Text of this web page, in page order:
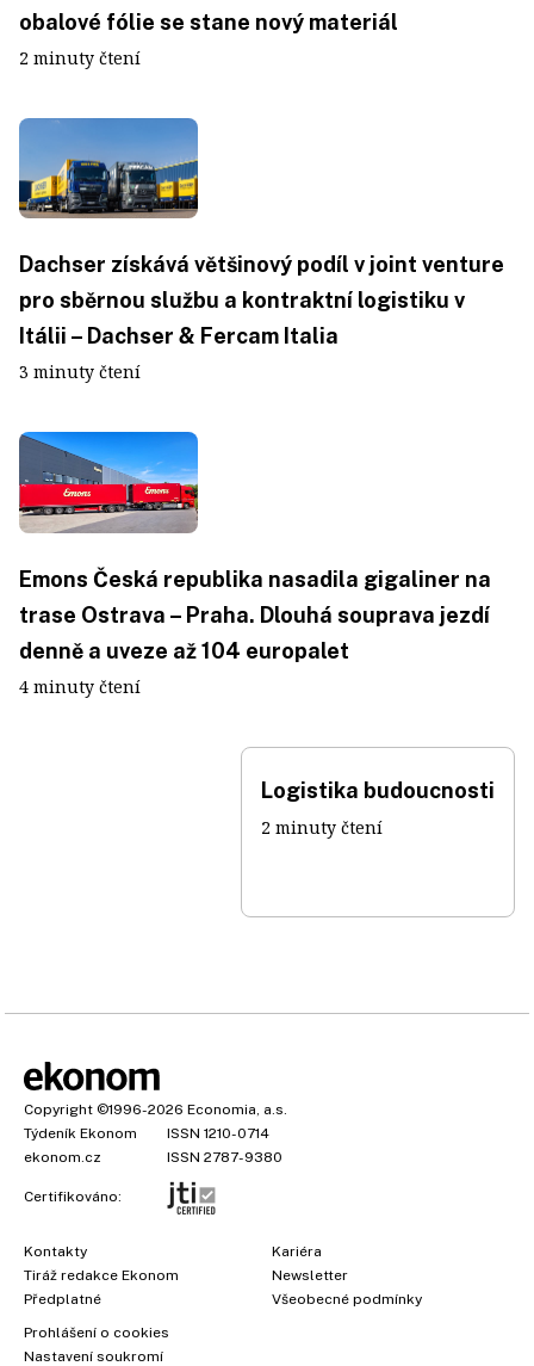
obalové fólie se stane nový materiál
2 minuty čtení
Dachser získává většinový podíl v joint venture
pro sběrnou službu a kontraktní logistiku v
Itálii – Dachser & Fercam Italia
3 minuty čtení
Emons Česká republika nasadila gigaliner na
trase Ostrava – Praha. Dlouhá souprava jezdí
denně a uveze až 104 europalet
4 minuty čtení
Logistika budoucnosti
2 minuty čtení
Copyright ©1996-2026 Economia, a.s.
Týdeník Ekonom
ISSN 1210-0714
ekonom.cz
ISSN 2787-9380
Certifikováno:
Kontakty
Tiráž redakce Ekonom
Předplatné
Kariéra
Newsletter
Všeobecné podmínky
Prohlášení o cookies
Nastavení soukromí